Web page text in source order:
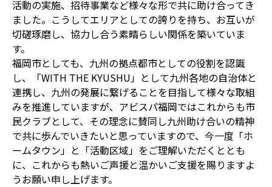
活動の実施、招待事業など様々な形で共に助け合ってき
ました。こうしてエリアとしての誇りを持ち、お互いが
切磋琢磨し、協力し合う素晴らしい関係を築いていま
す。
福岡市としても、九州の拠点都市としての役割を認識
し、「WITH THE KYUSHU」として九州各地の自治体と
連携し、九州の発展に繋げることを目指して様々な取組
みを推進していますが、アビスパ福岡ではこれからも市
民クラブとして、その理念に賛同し九州助け合いの精神
で共に歩んでいきたいと思っていますので、今一度「ホ
ームタウン」と「活動区域」をご理解いただくととも
に、これからも熱いご声援と温かいご支援を賜りますよ
うお願い申し上げます。